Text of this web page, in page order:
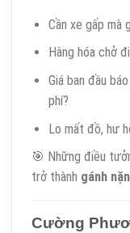
Cần xe gấp mà
Hàng hóa chở
Giá ban đầu
phí?
Lo mất đồ, hư
🎯 Những điều
trở thành gánh
Cường